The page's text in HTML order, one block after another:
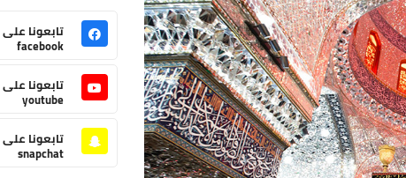
تابعونا على
facebook
تابعونا على
youtube
تابعونا على
snapchat